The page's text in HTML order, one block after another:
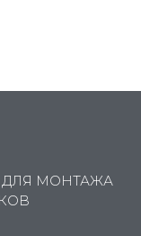
МОНТАЖА